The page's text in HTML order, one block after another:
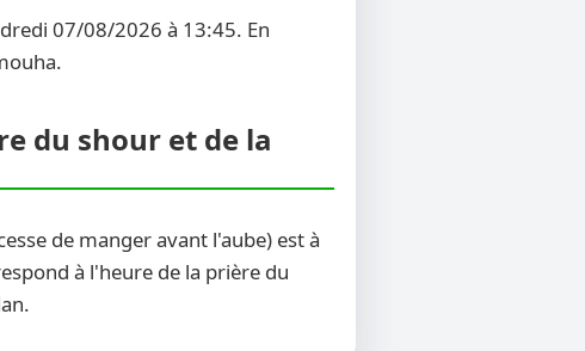
07/08/2026 à 13:45. En
du shour et de la
de manger avant l'aube) est à
à l'heure de la prière du